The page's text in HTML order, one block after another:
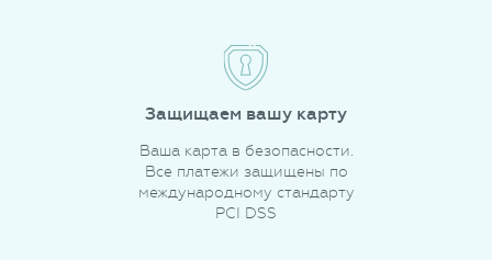
Защищаем вашу карту
Ваша карта в безопасности.
Все платежи защищены по
международному стандарту
PCI DSS